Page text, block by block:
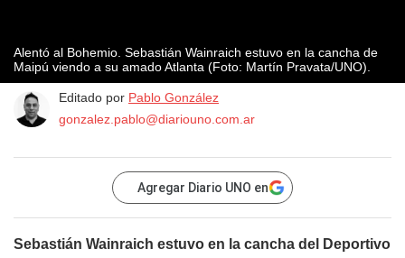
Alentó al Bohemio. Sebastián Wainraich estuvo en la cancha de
Maipú viendo a su amado Atlanta (Foto: Martín Pravata/UNO).
Editado por Pablo González
gonzalez.pablo@diariouno.com.ar
Agregar Diario UNO en
Sebastián Wainraich estuvo en la cancha del Deportivo